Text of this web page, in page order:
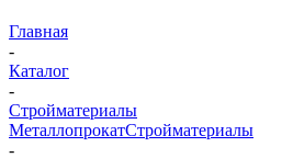
Главная
-
Каталог
-
Стройматериалы
МеталлопрокатСтройматериалы
-